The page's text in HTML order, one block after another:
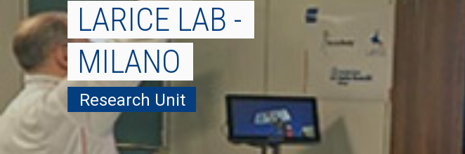
LARICE LAB -
MILANO
Research Unit